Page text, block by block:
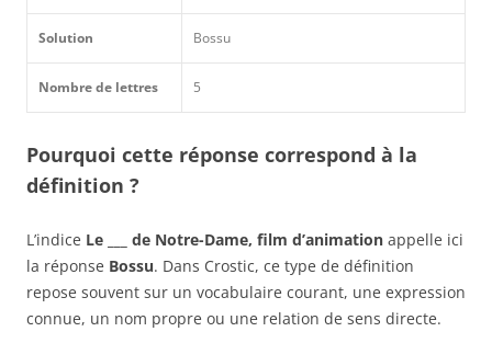
Solution Bossu
Nombre de lettres 5
Pourquoi cette réponse correspond à la
définition ?
L’indice Le ___ de Notre-Dame, film d’animation appelle ici
la réponse Bossu. Dans Crostic, ce type de définition
repose souvent sur un vocabulaire courant, une expression
connue, un nom propre ou une relation de sens directe.